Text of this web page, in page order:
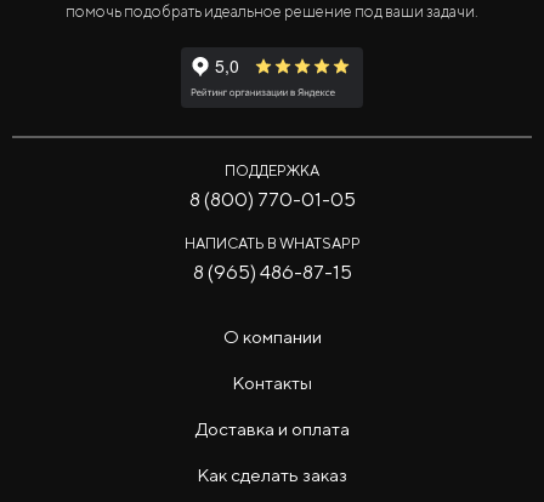
помочь подобрать идеальное решение под ваши задачи.
ПОДДЕРЖКА
8 (800) 770-01-05
НАПИСАТЬ В WHATSAPP
8 (965) 486-87-15
О компании
Контакты
Доставка и оплата
Как сделать заказ